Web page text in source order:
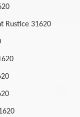
Rustice 31620